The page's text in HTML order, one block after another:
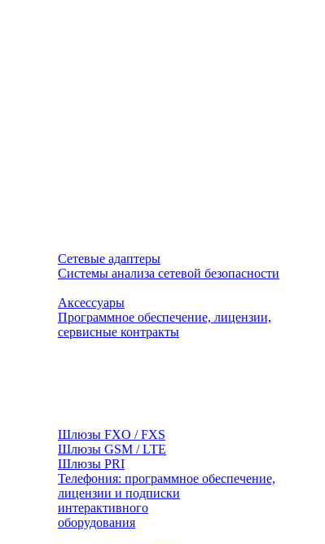
Сетевые адаптеры
Системы анализа сетевой безопасности
Аксессуары
Программное обеспечение, лицензии,
сервисные контракты
Шлюзы FXO / FXS
Шлюзы GSM / LTE
Шлюзы PRI
Телефония: программное обеспечение,
лицензии и подписки
оборудования